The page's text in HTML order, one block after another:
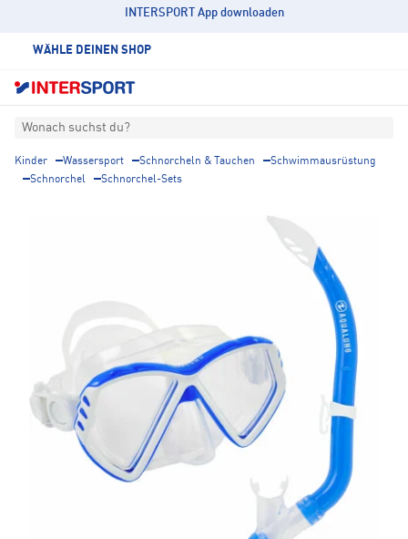
INTERSPORT App downloaden
WÄHLE DEINEN SHOP
Wonach suchst du?
Kinder Wassersport Schnorcheln & Tauchen
Schwimmausrüstung
Schnorchel
Schnorchel-Sets